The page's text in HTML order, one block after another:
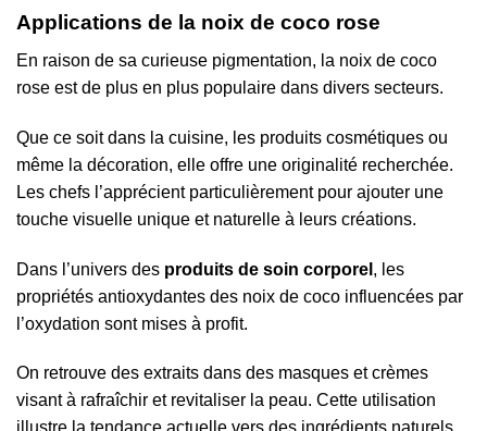
Applications de la noix de coco rose
En raison de sa curieuse pigmentation, la noix de coco
rose est de plus en plus populaire dans divers secteurs.
Que ce soit dans la cuisine, les produits cosmétiques ou
même la décoration, elle offre une originalité recherchée.
Les chefs l’apprécient particulièrement pour ajouter une
touche visuelle unique et naturelle à leurs créations.
Dans l’univers des produits de soin corporel , les
propriétés antioxydantes des noix de coco influencées par
l’oxydation sont mises à profit.
On retrouve des extraits dans des masques et crèmes
visant à rafraîchir et revitaliser la peau. Cette utilisation